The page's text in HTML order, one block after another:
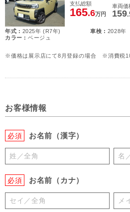
支払総額
165.6万円
車両価
159
年式 : 2025年 (R7年) 車検 : 2028年
カラー :ベージュ
※価格は展示店にて8月登録の場合 ※消費税
お客様情報
必須 お名前（漢字）
必須 お名前（カナ）